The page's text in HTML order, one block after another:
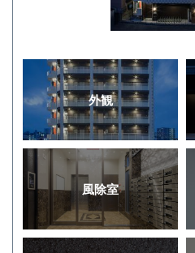
外観
風除室